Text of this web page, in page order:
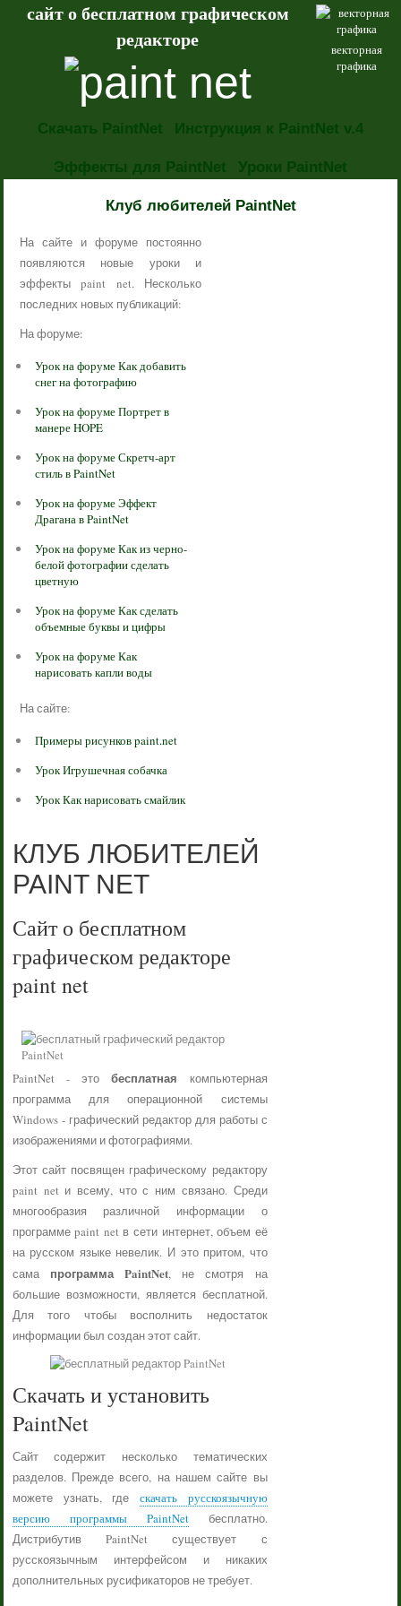
векторная
графика
сайт о бесплатном графическом
редакторе
Скачать PaintNet Инструкция к PaintNet v.4
Эффекты для PaintNet Уроки PaintNet
Клуб любителей PaintNet
На сайте и форуме постоянно
появляются новые уроки и
эффекты paint net. Несколько
последних новых публикаций:
На форуме:
Урок на форуме Как добавить
снег на фотографию
Урок на форуме Портрет в
манере HOPE
Урок на форуме Скретч-арт
стиль в PaintNet
Урок на форуме Эффект
Драгана в PaintNet
Урок на форуме Как из черно-
белой фотографии сделать
цветную
Урок на форуме Как сделать
объемные буквы и цифры
Урок на форуме Как
нарисовать капли воды
На сайте:
Примеры рисунков paint.net
Урок Игрушечная собачка
Урок Как нарисовать смайлик
КЛУБ ЛЮБИТЕЛЕЙ
PAINT NET
Сайт о бесплатном
графическом редакторе
paint net
PaintNet - этобесплатная компьютерная
программа для операционной системы
Windows - графический редактор для работы с
изображениями и фотографиями.
Этот сайт посвящен графическому редактору
paint net и всему, что с ним связано. Среди
многообразия различной информации о
программе paint net в сети интернет, объем её
на русском языке невелик. И это притом, что
сама программа PaintNet, не смотря на
большие возможности, является бесплатной.
Для того чтобы восполнить недостаток
информации был создан этот сайт.
Скачать и установить
PaintNet
Сайт содержит несколько тематических
разделов. Прежде всего, на нашем сайте вы
можете узнать, где скачать русскоязычную
версию программы PaintNetбесплатно.
Дистрибутив PaintNet существует с
русскоязычным интерфейсом и никаких
дополнительных русификаторов не требует.